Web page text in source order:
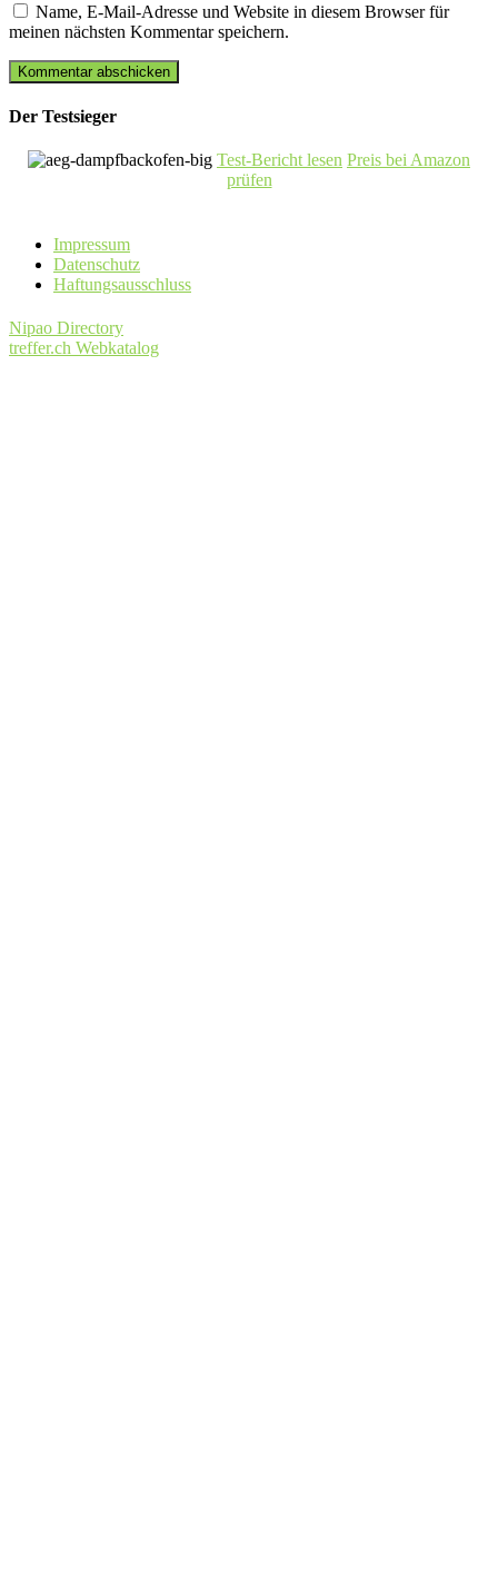
Name, E-Mail-Adresse und Website in diesem Browser für
meinen nächsten Kommentar speichern.
Der Testsieger
Test-Bericht lesen Preis bei Amazon
prüfen
Impressum
Datenschutz
Haftungsausschluss
Nipao Directory
treffer.ch Webkatalog